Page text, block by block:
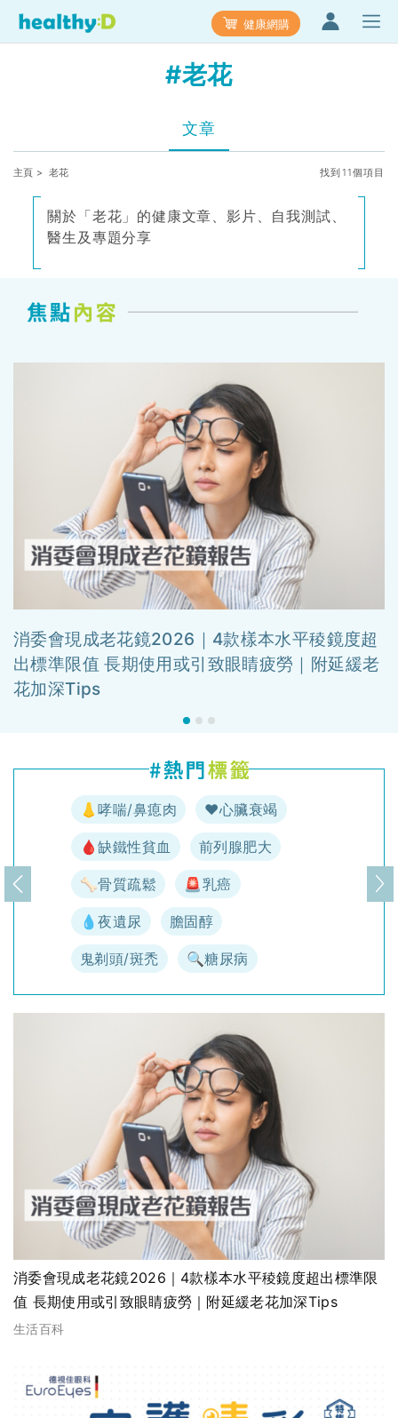
健康網購
#老花
文章
主頁 > 老花 找到11個項目
關於「老花」的健康文章、影片、自我測試、
醫生及專題分享
消委會現成老花鏡2026｜4款樣本水平稜鏡度超
出標準限值 長期使用或引致眼睛疲勞｜附延緩老
花加深Tips
👃哮喘/鼻瘜肉 ♥️心臟衰竭
🩸缺鐵性貧血 前列腺肥大
🦴骨質疏鬆 🚨乳癌
💧夜遺尿 膽固醇
鬼剃頭/斑禿 🔍糖尿病
上一頁 下
消委會現成老花鏡2026｜4款樣本水平稜鏡度超出標準限
值 長期使用或引致眼睛疲勞｜附延緩老花加深Tips
生活百科